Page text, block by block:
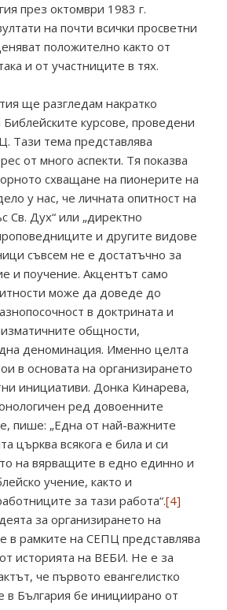
през октомври 1983 г.
на почти всички просветни
положително както от
и от участниците в тях.
ще разгледам накратко
курсове, проведени
Тази тема представлява
от много аспекти. Тя показва
схващане на пионерите на
у нас, че личната опитност на
Св. Дух“ или „директно
и другите видове
съвсем не е достатъчно за
и поучение. Акцентът само
може да доведе до
в доктрината и
общности,
деноминация. Именно целта
в основата на организирането
инициативи. Донка Кинарева,
ред довоенните
пише: „Една от най-важните
църква всякога е била и си
на вярващите в едно единно и
учение, както и
за тази работа“.[4]
за организирането на
в рамките на СЕПЦ представлява
историята на ВЕБИ. Не е за
че първото евангелистко
в България бе инициирано от